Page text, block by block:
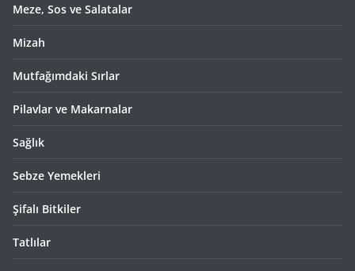
Meze, Sos ve Salatalar
Mizah
Mutfağımdaki Sırlar
Pilavlar ve Makarnalar
Sağlık
Sebze Yemekleri
Şifalı Bitkiler
Tatlılar